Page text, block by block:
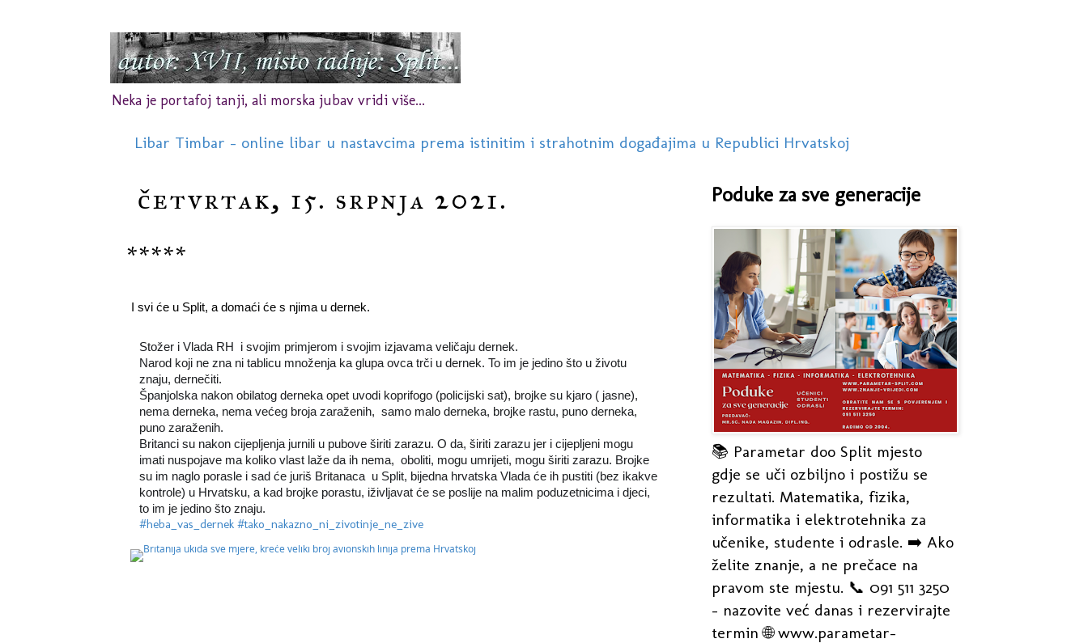
Neka je portafoj tanji, ali morska jubav vridi više...
Libar Timbar - online libar u nastavcima prema istinitim i strahotnim događajima u Republici Hrvatskoj
četvrtak, 15. srpnja 2021.
*****
I svi će u Split, a domaći će s njima u dernek.
Stožer i Vlada RH  i svojim primjerom i svojim izjavama veličaju dernek.
Narod koji ne zna ni tablicu množenja ka glupa ovca trči u dernek. To im je jedino što u životu
znaju, dernečiti.
Španjolska nakon obilatog derneka opet uvodi koprifogo (policijski sat), brojke su kjaro ( jasne),
nema derneka, nema većeg broja zaraženih,  samo malo derneka, brojke rastu, puno derneka,
puno zaraženih.
Britanci su nakon cijepljenja jurnili u pubove širiti zarazu. O da, širiti zarazu jer i cijepljeni mogu
imati nuspojave ma koliko vlast laže da ih nema,  oboliti, mogu umrijeti, mogu širiti zarazu. Brojke
su im naglo porasle i sad će juriš Britanaca  u Split, bijedna hrvatska Vlada će ih pustiti (bez ikakve
kontrole) u Hrvatsku, a kad brojke porastu, iživljavat će se poslije na malim poduzetnicima i djeci,
to im je jedino što znaju.
#heba_vas_dernek #tako_nakazno_ni_zivotinje_ne_zive
Poduke za sve generacije
📚 Parametar doo Split mjesto
gdje se uči ozbiljno i postižu se
rezultati. Matematika, fizika,
informatika i elektrotehnika za
učenike, studente i odrasle. ➡️ Ako
želite znanje, a ne prečace na
pravom ste mjestu. 📞 091 511 3250
- nazovite već danas i rezervirajte
termin 🌐 www.parametar-